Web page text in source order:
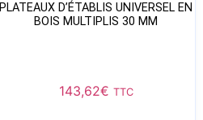
PLATEAUX D’ÉTABLIS UNIVERSEL EN
BOIS MULTIPLIS 30 MM
143,62€ TTC